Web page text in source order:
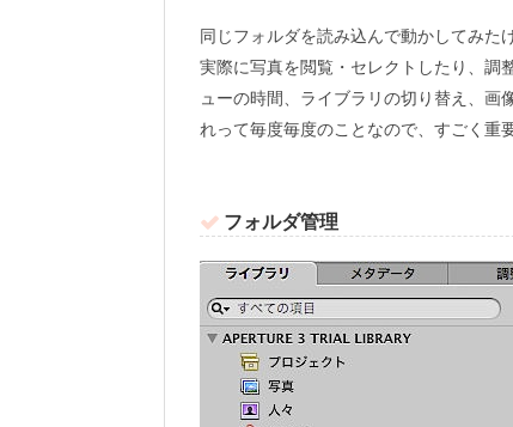
同じフォルダを読み込んで動かしてみた
実際に写真を閲覧・セレクトしたり、調
ューの時間、ライブラリの切り替え、
れって毎度毎度のことなので、すごく重
フォルダ管理